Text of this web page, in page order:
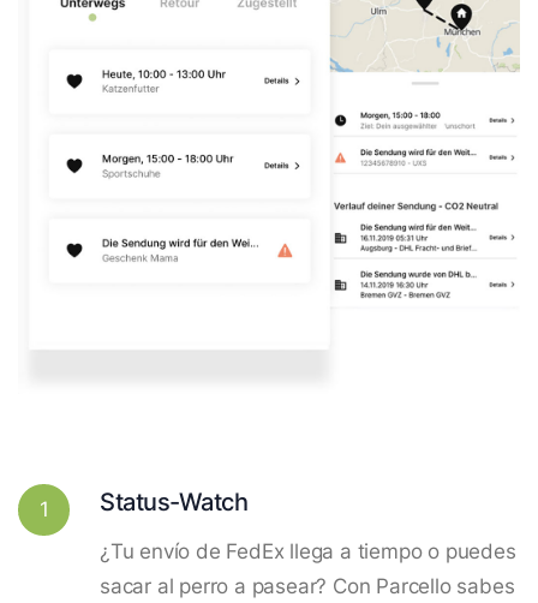
1 Status-Watch
¿Tu envío de FedEx llega a tiempo o puedes
sacar al perro a pasear? Con Parcello sabes